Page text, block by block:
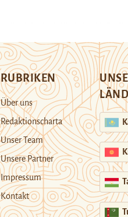
RUBRIKEN
Über uns
Redaktionscharta
Unser Team
Unsere Partner
Impressum
Kontakt